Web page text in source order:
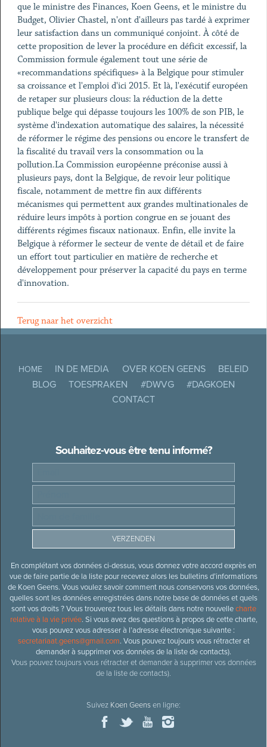
que le ministre des Finances, Koen Geens, et le ministre du
Budget, Olivier Chastel, n'ont d'ailleurs pas tardé à exprimer
leur satisfaction dans un communiqué conjoint. À côté de
cette proposition de lever la procédure en déficit excessif, la
Commission formule également tout une série de
«recommandations spécifiques» à la Belgique pour stimuler
sa croissance et l'emploi d'ici 2015. Et là, l'exécutif européen
de retaper sur plusieurs clous: la réduction de la dette
publique belge qui dépasse toujours les 100% de son PIB, le
système d'indexation automatique des salaires, la nécessité
de réformer le régime des pensions ou encore le transfert de
la fiscalité du travail vers la consommation ou la
pollution.La Commission européenne préconise aussi à
plusieurs pays, dont la Belgique, de revoir leur politique
fiscale, notamment de mettre fin aux différents
mécanismes qui permettent aux grandes multinationales de
réduire leurs impôts à portion congrue en se jouant des
différents régimes fiscaux nationaux. Enfin, elle invite la
Belgique à réformer le secteur de vente de détail et de faire
un effort tout particulier en matière de recherche et
développement pour préserver la capacité du pays en terme
d'innovation.
Terug naar het overzicht
HOME IN DE MEDIA OVER KOEN GEENS
BELEID
BLOG
TOESPRAKEN #DWVG
#DAGKOEN
CONTACT
Souhaitez-vous être tenu informé?
En complétant vos données ci-dessus, vous donnez votre accord exprès en
vue de faire partie de la liste pour recevrez alors les bulletins d’informations
de Koen Geens. Vous voulez savoir comment nous conservons vos données,
quelles sont les données enregistrées dans notre base de données et quels
sont vos droits ? Vous trouverez tous les détails dans notre nouvellecharte
relative à la vie privée. Si vous avez des questions à propos de cette charte,
vous pouvez vous adresser à l’adresse électronique suivante :
secretariaat.geens@gmail.com. Vous pouvez toujours vous rétracter et
demander à supprimer vos données de la liste de contacts).
Vous pouvez toujours vous rétracter et demander à supprimer vos données
de la liste de contacts).
Suivez Koen Geensen ligne: